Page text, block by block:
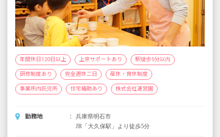
年間休日120日以上 上京サポートあり 駅徒歩5分以内
研修制度あり 完全週休二日 産休・育休制度
事業所内託児所 住宅補助あり 株式会社運営園
勤務地
兵庫県明石市
JR「大久保駅」より徒歩5分